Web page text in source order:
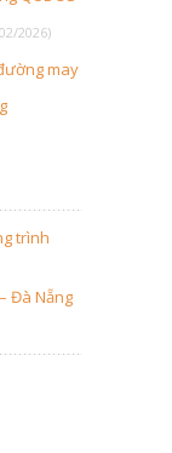
2026)
may
trình
Đà Nẵng